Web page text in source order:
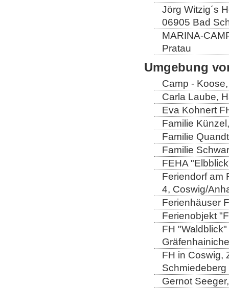
Jörg Witzig´s
06905 Bad
MARINA-
Pratau
Umgebung
Camp -
Carla Laube,
Eva Kohnert
Familie
Familie
Familie
FEHA
Feriendorf am
4, Coswig/
Ferienhäuser
Ferienobjekt
FH
FH in Coswig,
Schmiedeberg
Gernot